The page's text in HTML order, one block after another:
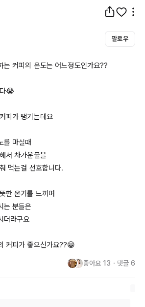
팔로우
는 커피의 온도는 어느정도인가요??
😭
피가 땡기는데요
를 마실때
서 차가운물을
먹는걸 선호합니다.
한 온기를 느끼며
는 분들은
더라구요
커피가 좋으신가요??😀
좋아요 13 ・ 댓글 6